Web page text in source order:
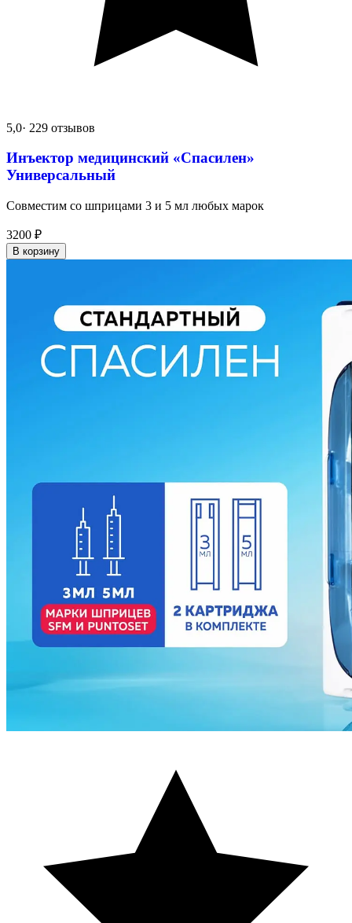
5,0· 229 отзывов
Инъектор медицинский «Спасилен»
Универсальный
Совместим со шприцами 3 и 5 мл любых марок
3200 ₽
В корзину